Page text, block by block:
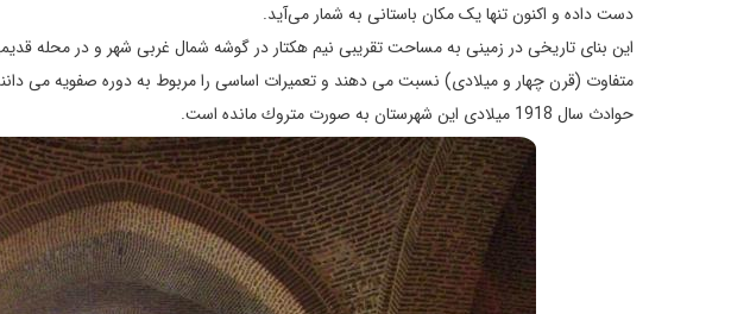
دست داده و اکنون تنها یک مکان باستانی به شمار می‌­آید.
اين بنای تاريخی در زمينی به مساحت تقريبی نيم هكتار در گوشه شمال غربی شهر و در محله
متفاوت (قرن چهار و ميلادی) نسبت می دهند و تعميرات اساسی را مربوط به دوره صفويه می دانند
حوادث سال 1918 ميلادی اين شهرستان به صورت متروك مانده است.